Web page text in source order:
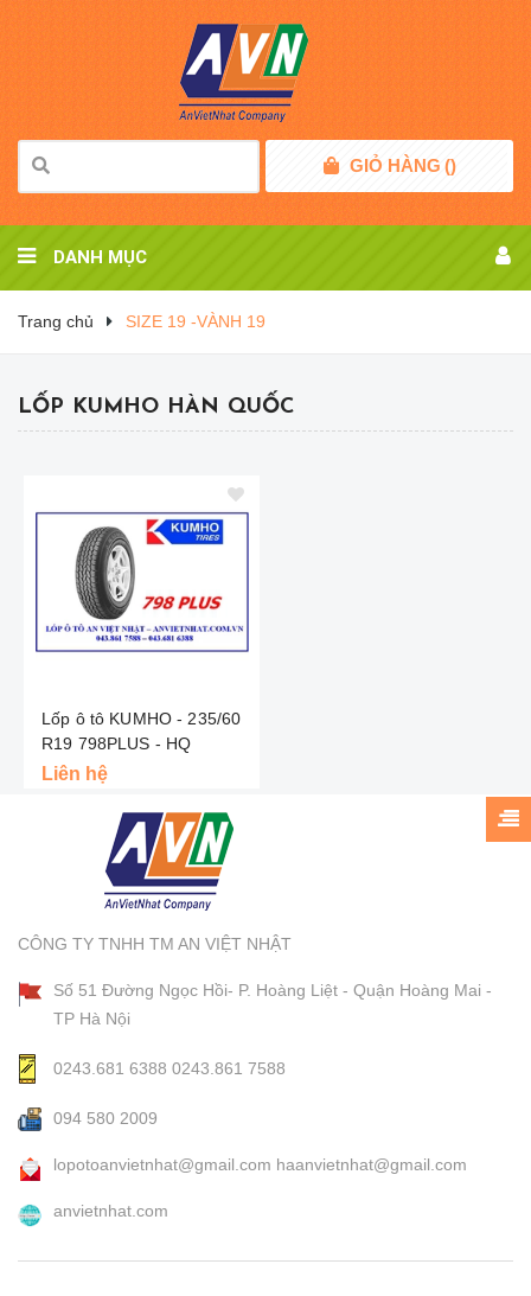
GIỎ HÀNG ()
DANH MỤC
Trang chủ SIZE 19 -VÀNH 19
LỐP KUMHO HÀN QUỐC
Lốp ô tô KUMHO - 235/60
R19 798PLUS - HQ
Liên hệ
CÔNG TY TNHH TM AN VIỆT NHẬT
Số 51 Đường Ngọc Hồi- P. Hoàng Liệt - Quận Hoàng Mai -
TP Hà Nội
0243.681 6388 0243.861 7588
094 580 2009
lopotoanvietnhat@gmail.com haanvietnhat@gmail.com
anvietnhat.com